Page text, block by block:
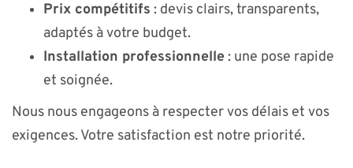
Prix compétitifs : devis clairs, transparents,
adaptés à votre budget.
Installation professionnelle: une pose rapide
et soignée.
Nous nous engageons à respecter vos délais et vos
exigences. Votre satisfaction est notre priorité.